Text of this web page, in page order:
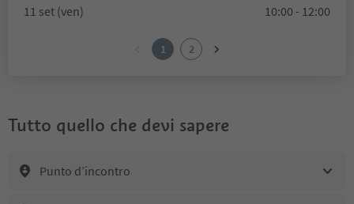
11 set (ven)
10:00 - 12:00
1 2
Tutto quello che devi sapere
Punto d’incontro